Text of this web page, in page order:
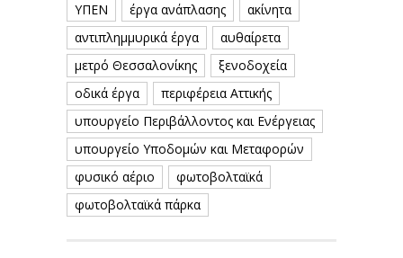
ΥΠΕΝ
έργα ανάπλασης
ακίνητα
αντιπλημμυρικά έργα
αυθαίρετα
μετρό Θεσσαλονίκης
ξενοδοχεία
οδικά έργα
περιφέρεια Αττικής
υπουργείο Περιβάλλοντος και Ενέργειας
υπουργείο Υποδομών και Μεταφορών
φυσικό αέριο
φωτοβολταϊκά
φωτοβολταϊκά πάρκα